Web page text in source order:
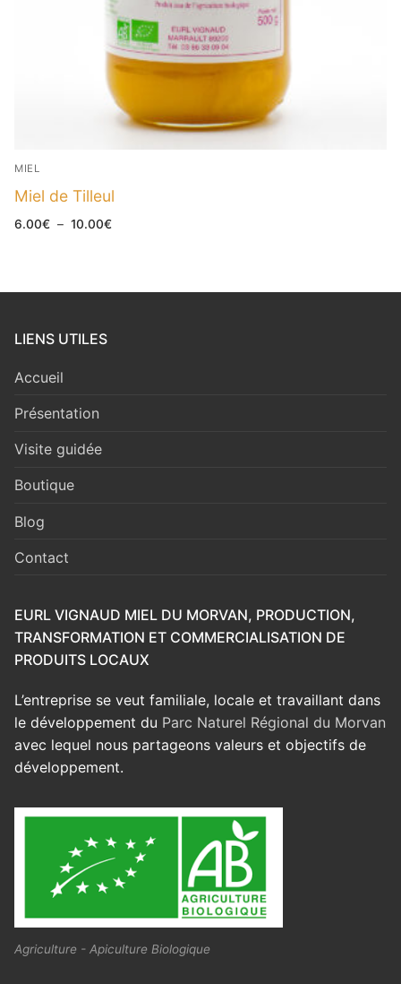
MIEL
Miel de Tilleul
6.00€ – 10.00€Plage
LIENS UTILES
Accueil
Présentation
Visite guidée
Boutique
Blog
Contact
EURL VIGNAUD MIEL DU MORVAN, PRODUCTION,
TRANSFORMATION ET COMMERCIALISATION DE
PRODUITS LOCAUX
L’entreprise se veut familiale, locale et travaillant dans
le développement du Parc Naturel Régional du Morvan
avec lequel nous partageons valeurs et objectifs de
développement.
Agriculture - Apiculture Biologique